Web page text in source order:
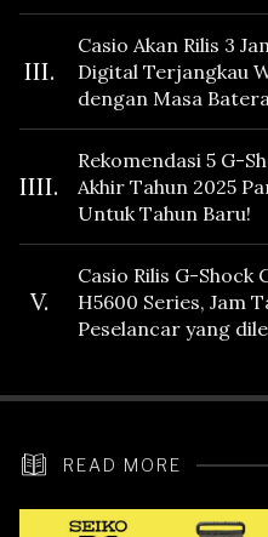
III.
Casio Akan Rilis 3
Digital Terjangkau
dengan Masa
Fitur Vibration
IIII.
Rekomendasi 5 G-
Akhir Tahun 2025
Untuk Tahun Baru!
V.
Casio Rilis G-Shock
H5600 Series, Jam
Peselancar yang
READ MORE